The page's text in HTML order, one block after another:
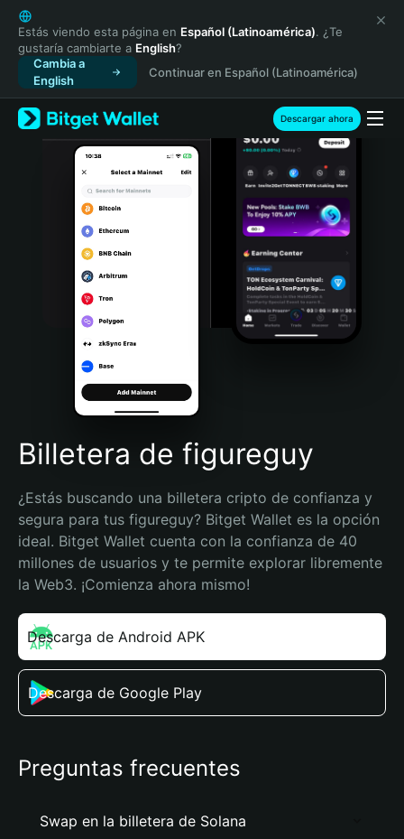
English
日本語
Tiếng Việt
Русский
Español (Latinoamérica)
Türkçe
Italiano
Português (Portugal)
Bahasa Indonesia
Português (Brasil)
Español (Argentina)
Estás viendo esta página en Español (Latinoamérica). ¿Te
gustaría cambiarte a English?
Cambia a
English
Continuar en Español (Latinoamérica)
Descargar ahora
Billetera de figureguy
¿Estás buscando una billetera cripto de confianza y
segura para tus figureguy? Bitget Wallet es la opción
ideal. Bitget Wallet cuenta con la confianza de 40
millones de usuarios y te permite explorar libremente
la Web3. ¡Comienza ahora mismo!
Descarga de Android APK
Descarga de Google Play
Preguntas frecuentes
Swap en la billetera de Solana